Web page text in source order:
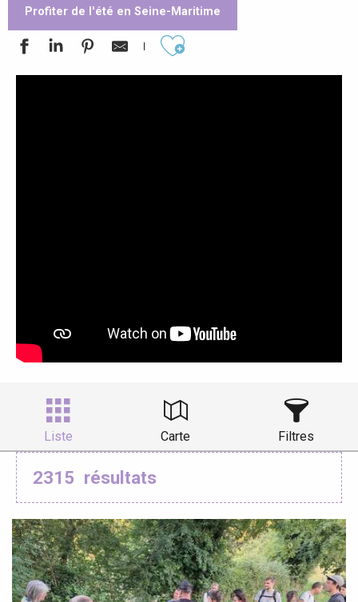
Profiter de l'été en Seine-Maritime
Ajouter aux favoris
Liste Carte Filtres
2315 résultats